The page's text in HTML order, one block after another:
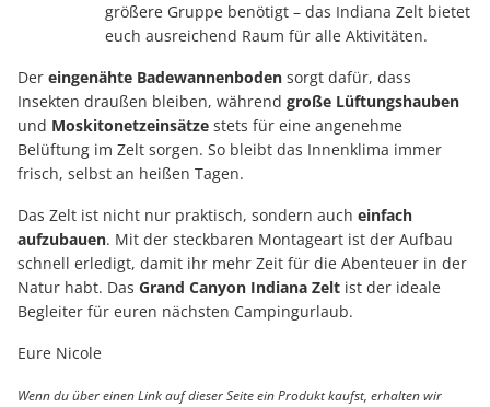
größere Gruppe benötigt – das Indiana Zelt bietet
euch ausreichend Raum für alle Aktivitäten.
Der eingenähte Badewannenboden sorgt dafür, dass
Insekten draußen bleiben, während große Lüftungshauben
und Moskitonetzeinsätze stets für eine angenehme
Belüftung im Zelt sorgen. So bleibt das Innenklima immer
frisch, selbst an heißen Tagen.
Das Zelt ist nicht nur praktisch, sondern auch einfach
aufzubauen. Mit der steckbaren Montageart ist der Aufbau
schnell erledigt, damit ihr mehr Zeit für die Abenteuer in der
Natur habt. Das Grand Canyon Indiana Zelt ist der ideale
Begleiter für euren nächsten Campingurlaub.
Eure Nicole
Wenn du über einen Link auf dieser Seite ein Produkt kaufst, erhalten wir